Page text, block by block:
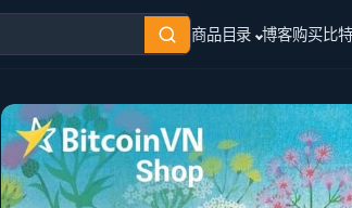
商品目录 博客购买比